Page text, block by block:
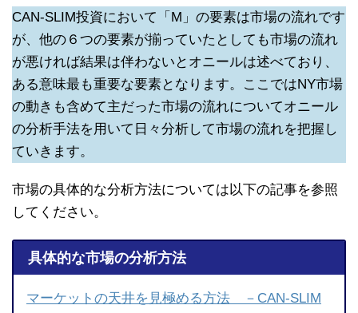
CAN-SLIM投資において「M」の要素は市場の流れです
が、他の６つの要素が揃っていたとしても市場の流れ
が悪ければ結果は伴わないとオニールは述べており、
ある意味最も重要な要素となります。ここではNY市場
の動きも含めて主だった市場の流れについてオニール
の分析手法を用いて日々分析して市場の流れを把握し
ていきます。
市場の具体的な分析方法については以下の記事を参照
してください。
具体的な市場の分析方法
マーケットの天井を見極める方法 －CAN-SLIM